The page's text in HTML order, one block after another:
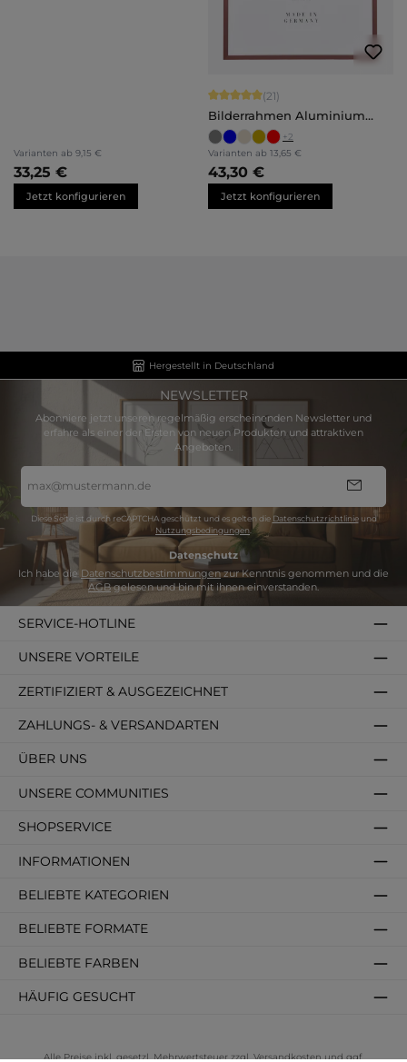
Varianten ab 9,15 €
33,25 €
Jetzt konfigurieren
Durchschnittliche Bewertung von 5
(21)
Bilderrahmen Aluminium
Mika
+2
Varianten ab 13,65 €
43,30 €
Jetzt konfigurieren
Hergestellt in Deutschland
NEWSLETTER
Abonniere jetzt unseren regelmäßig erscheinenden Newsletter und
erfahre als einer der Ersten von neuen Produkten und attraktiven
Angeboten.
E-
Mail-
Adresse
Diese Seite ist durch reCAPTCHA geschützt und es gelten die Datenschutzrichtlinieund
Nutzungsbedingungen
Datenschutz
Ich habe die Datenschutzbestimmungenzur Kenntnis genommen und die
AGBgelesen und bin mit ihnen einverstanden.
SERVICE-HOTLINE
SHOPSERVICE
INFORMATIONEN
BELIEBTE KATEGORIEN
BELIEBTE FORMATE
BELIEBTE FARBEN
HÄUFIG GESUCHT
ZAHLUNGS- & VERSANDARTEN
ÜBER UNS
ZERTIFIZIERT & AUSGEZEICHNET
UNSERE VORTEILE
UNSERE COMMUNITIES
Alle Preise inkl. gesetzl. Mehrwertsteuer zzgl. Versandkosten und ggf.